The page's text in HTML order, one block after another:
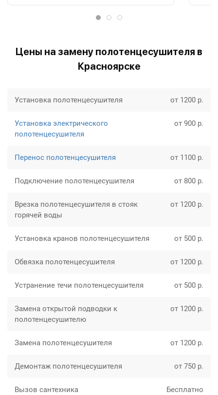
Цены на замену полотенцесушителя в
Красноярске
Установка полотенцесушителя от 1200 р.
Установка электрического
полотенцесушителя
от 900 р.
Перенос полотенцесушителя от 1100 р.
Подключение полотенцесушителя от 800 р.
Врезка полотенцесушителя в стояк
горячей воды
от 1200 р.
Установка кранов полотенцесушителя от 500 р.
Обвязка полотенцесушителя от 1200 р.
Устранение течи полотенцесушителя от 500 р.
Замена открытой подводки к
полотенцесушителю
от 1200 р.
Замена полотенцесушителя от 1200 р.
Демонтаж полотенцесушителя от 750 р.
Вызов сантехника Бесплатно